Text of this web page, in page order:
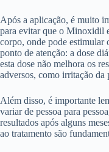
Após a aplicação, é muito
para evitar que o Minoxidil
corpo, onde pode estimular
ponto de atenção: a dose
esta dose não melhora os
adversos, como irritação da
Além disso, é importante
variar de pessoa para
resultados após alguns
ao tratamento são